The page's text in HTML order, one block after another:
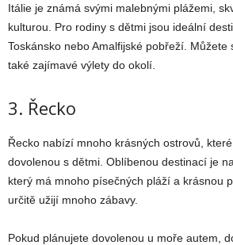
Itálie je známá svými malebnými plážemi,
kulturou. Pro rodiny s dětmi jsou ideální
Toskánsko nebo Amalfijské pobřeží.
také zajímavé výlety do okolí.
3. Řecko
Řecko nabízí mnoho krásných ostrovů,
dovolenou s dětmi. Oblíbenou destinací je
který má mnoho písečných pláží a krásnou
určitě užijí mnoho zábavy.
Pokud plánujete dovolenou u moře autem,